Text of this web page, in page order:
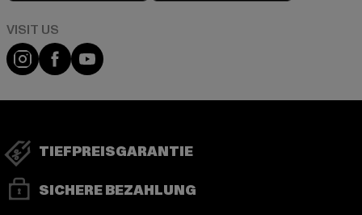
Visit our Instagram page:
Visit our Facebook page:
Visit our YouTube channel:
TIEFPREISGARANTIE
SICHERE BEZAHLUNG